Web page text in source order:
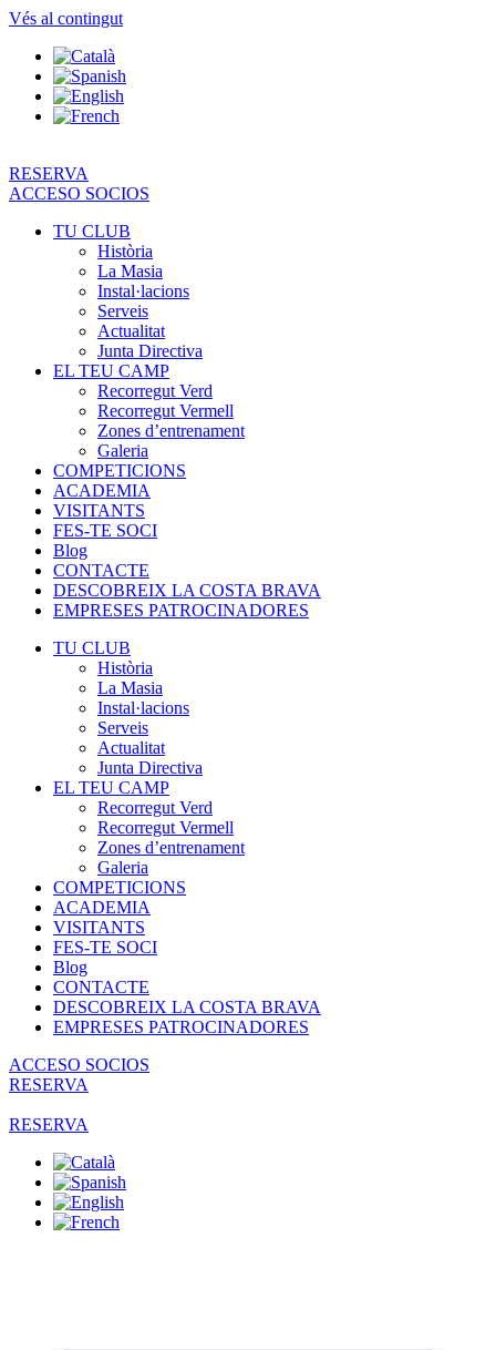
Vés al contingut
RESERVA
ACCESO SOCIOS
TU CLUB
Història
La Masia
Instal·lacions
Serveis
Actualitat
Junta Directiva
EL TEU CAMP
Recorregut Verd
Recorregut Vermell
Zones d’entrenament
Galeria
COMPETICIONS
ACADEMIA
VISITANTS
FES-TE SOCI
Blog
CONTACTE
DESCOBREIX LA COSTA BRAVA
EMPRESES PATROCINADORES
TU CLUB
Història
La Masia
Instal·lacions
Serveis
Actualitat
Junta Directiva
EL TEU CAMP
Recorregut Verd
Recorregut Vermell
Zones d’entrenament
Galeria
COMPETICIONS
ACADEMIA
VISITANTS
FES-TE SOCI
Blog
CONTACTE
DESCOBREIX LA COSTA BRAVA
EMPRESES PATROCINADORES
ACCESO SOCIOS
RESERVA
RESERVA